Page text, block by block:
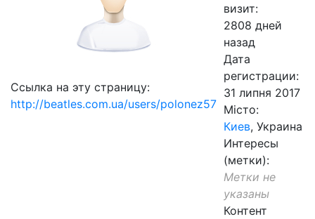
Ссылка на эту страницу:
http://beatles.com.ua/users/polonez57
визит:
2808 дней
назад
Дата
регистрации:
31 липня 2017
Місто:
Киев, Украина
Интересы
(метки):
Метки не
указаны
Контент